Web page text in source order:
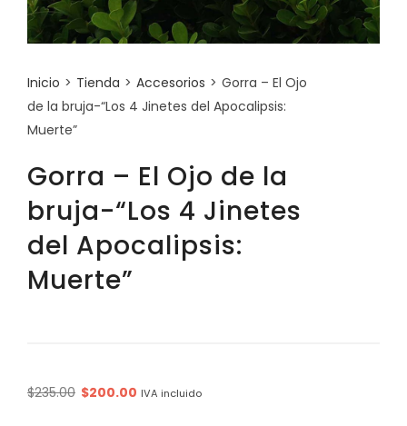
Inicio > Tienda > Accesorios > Gorra – El Ojo
de la bruja-“Los 4 Jinetes del Apocalipsis:
Muerte”
Gorra – El Ojo de la
bruja-“Los 4 Jinetes
del Apocalipsis:
Muerte”
$235.00 Original
$200.00 Current
IVA incluido